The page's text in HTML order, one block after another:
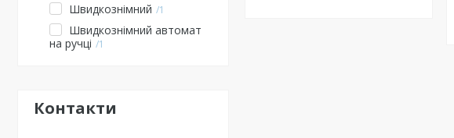
Швидкознімний
1
Швидкознімний автомат
на ручці
1
Контакти